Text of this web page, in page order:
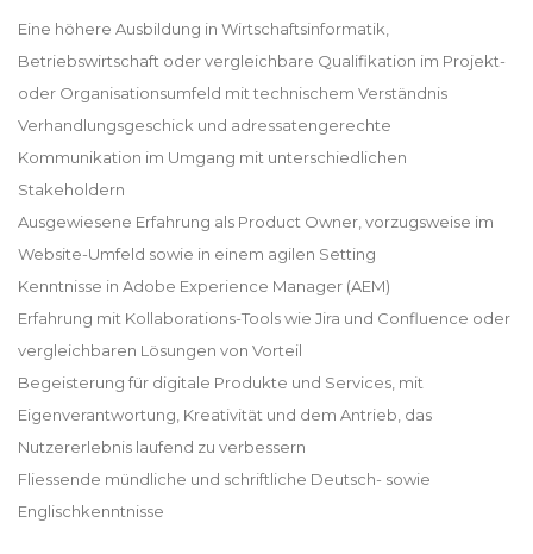
Eine höhere Ausbildung in Wirtschaftsinformatik,
Betriebswirtschaft oder vergleichbare Qualifikation im Projekt-
oder Organisationsumfeld mit technischem Verständnis
Verhandlungsgeschick und adressatengerechte
Kommunikation im Umgang mit unterschiedlichen
Stakeholdern
Ausgewiesene Erfahrung als Product Owner, vorzugsweise im
Website-Umfeld sowie in einem agilen Setting
Kenntnisse in Adobe Experience Manager (AEM)
Erfahrung mit Kollaborations-Tools wie Jira und Confluence oder
vergleichbaren Lösungen von Vorteil
Begeisterung für digitale Produkte und Services, mit
Eigenverantwortung, Kreativität und dem Antrieb, das
Nutzererlebnis laufend zu verbessern
Fliessende mündliche und schriftliche Deutsch- sowie